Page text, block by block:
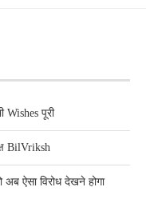
पूरी
BilVriksh
अब ऐसा विरोध देखने होगा